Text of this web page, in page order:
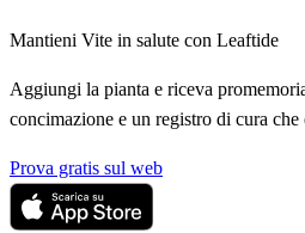
Mantieni Vite in salute con Leaftide
Aggiungi la pianta e riceva
concimazione e un registro di cura che
Prova gratis sul web